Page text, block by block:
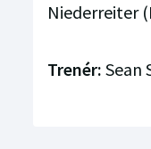
Niederreiter
Trenér: Sean